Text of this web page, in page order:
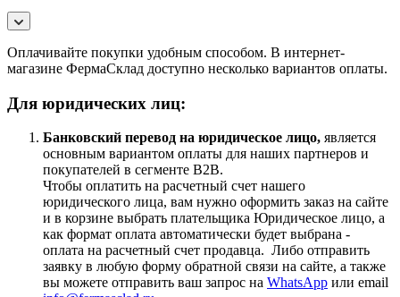
Оплачивайте покупки удобным способом. В интернет-
магазине ФермаСклад доступно несколько вариантов оплаты.
Для юридических лиц:
Банковский перевод на юридическое лицо, является
основным вариантом оплаты для наших партнеров и
покупателей в сегменте B2B.
Чтобы оплатить на расчетный счет нашего
юридического лица, вам нужно оформить заказ на сайте
и в корзине выбрать плательщика Юридическое лицо, а
как формат оплата автоматически будет выбрана -
оплата на расчетный счет продавца. Либо отправить
заявку в любую форму обратной связи на сайте, а также
вы можете отправить ваш запрос на WhatsApp или email